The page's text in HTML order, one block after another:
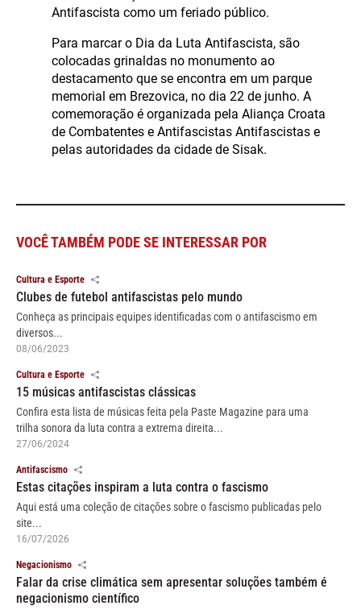
Antifascista como um feriado público.
Para marcar o Dia da Luta Antifascista, são
colocadas grinaldas no monumento ao
destacamento que se encontra em um parque
memorial em Brezovica, no dia 22 de junho. A
comemoração é organizada pela Aliança Croata
de Combatentes e Antifascistas Antifascistas e
pelas autoridades da cidade de Sisak.
VOCÊ TAMBÉM PODE SE INTERESSAR POR
Cultura e Esporte
Clubes de futebol antifascistas pelo mundo
Conheça as principais equipes identificadas com o antifascismo em
diversos...
08/06/2023
Cultura e Esporte
15 músicas antifascistas clássicas
Confira esta lista de músicas feita pela Paste Magazine para uma
trilha sonora da luta contra a extrema direita...
27/06/2024
Antifascismo
Estas citações inspiram a luta contra o fascismo
Aqui está uma coleção de citações sobre o fascismo publicadas pelo
site...
16/07/2026
Negacionismo
Falar da crise climática sem apresentar soluções também é
negacionismo científico